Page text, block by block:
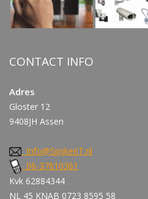
CONTACT INFO
Adres
Gloster 12
9408JH Assen
Info@SpijkeriT.nl
06-37610361
Kvk 62884344
NL 45 KNAB 0723 8595 58